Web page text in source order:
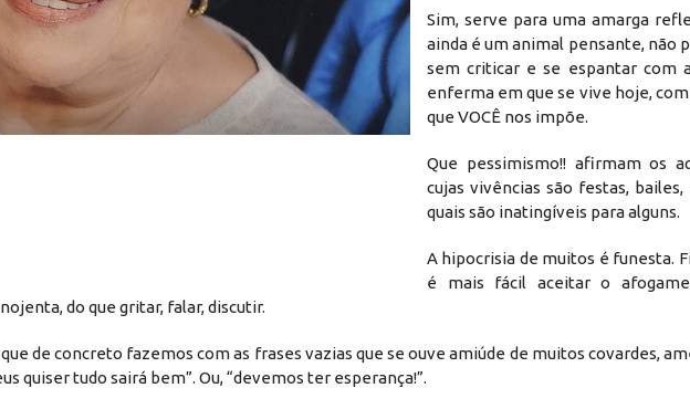
Sim, serve para uma amarga
ainda é um animal pensante, não
sem criticar e se espantar com
enferma em que se vive hoje,
que VOCÊ nos impõe.
Que pessimismo!! afirmam os
cujas vivências são festas,
quais são inatingíveis para alguns.
A hipocrisia de muitos é funesta.
é mais fácil aceitar o
do que gritar, falar, discutir.
de concreto fazemos com as frases vazias que se ouve amiúde de muitos covardes,
quiser tudo sairá bem”. Ou, “devemos ter esperança!”.